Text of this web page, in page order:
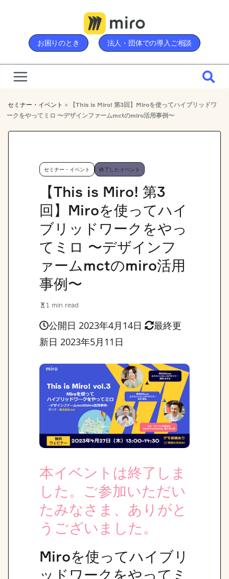
content
お困りのとき 法人・団体での導入ご相談
セミナー・イベント »
【This is Miro! 第3回】Miroを使ってハイブリッドワ
ークをやってミロ 〜デザインファームmctのmiro活用事例〜
セミナー・イベント 終了したイベント
【This is Miro! 第3
回】Miroを使ってハイ
ブリッドワークをやっ
てミロ 〜デザインフ
ァームmctのmiro活用
事例〜
1 min read
公開日 2023年4月14日
最終更
新日 2023年5月11日
本イベントは終了しま
した。ご参加いただい
たみなさま、ありがと
うございました。
Miroを使ってハイブリ
ッドワークをやってミ